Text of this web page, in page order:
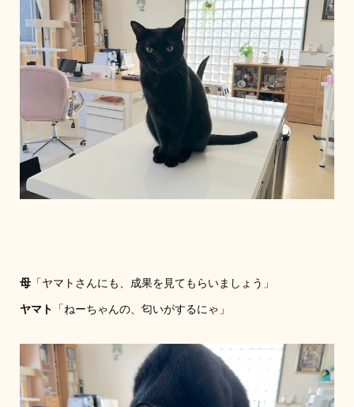
母「ヤマトさんにも、成果を見てもらいましょう」
ヤマト 「ねーちゃんの、匂いがするにゃ」